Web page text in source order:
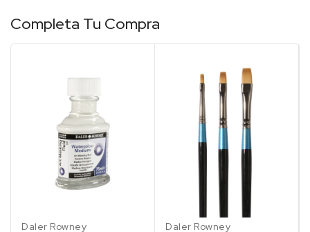
123 ULTRAMARINE / AZUL ULTRAMAR
2.55 €
2.55 €
Sin stock
135 PRUSSIAN BLUE / AZUL DE PRUSIA
2.55 €
Sin stock
2.55 €
Completa Tu Compra
Daler Rowney
Daler Rowney